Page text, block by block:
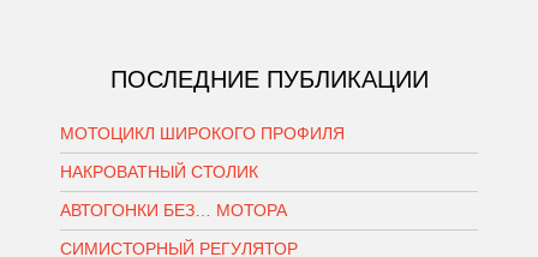
ПОСЛЕДНИЕ ПУБЛИКАЦИИ
МОТОЦИКЛ ШИРОКОГО ПРОФИЛЯ
НАКРОВАТНЫЙ СТОЛИК
АВТОГОНКИ БЕЗ… МОТОРА
СИМИСТОРНЫЙ РЕГУЛЯТОР